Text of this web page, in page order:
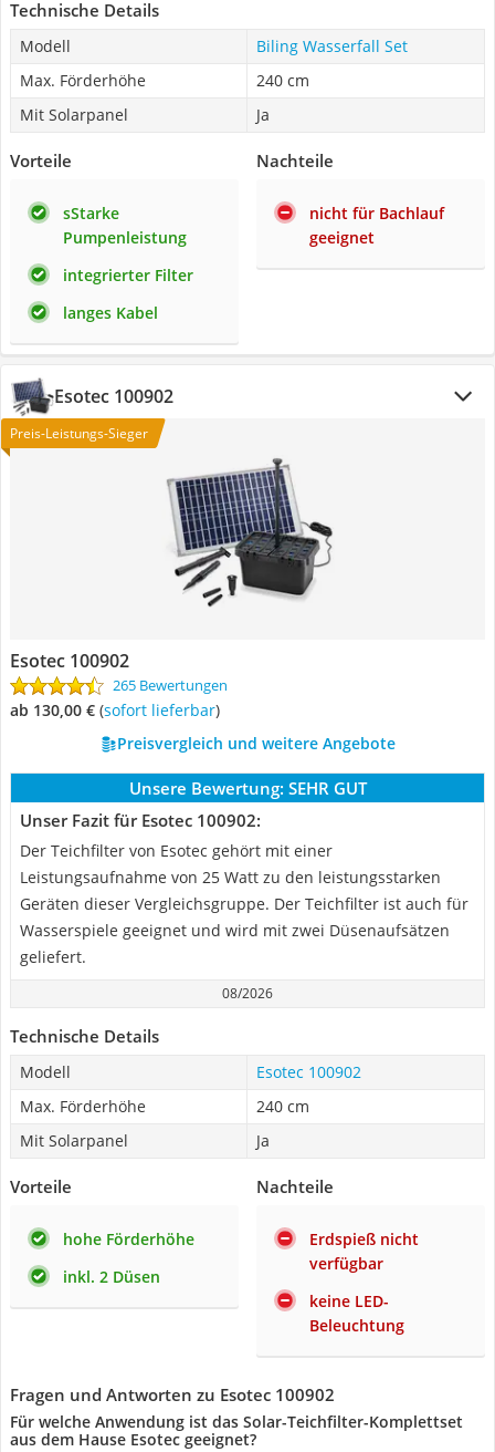
Technische Details
Modell
Biling Wasserfall Set
Max. Förderhöhe
240 cm
Mit Solarpanel
Ja
Vorteile
sStarke
Pumpenleistung
integrierter Filter
langes Kabel
Nachteile
nicht für Bachlauf
geeignet
Esotec 100902
Preis-Leistungs-Sieger
Esotec 100902
265 Bewertungen
ab 130,00 € ( Sofort lieferbar)
Preisvergleich und weitere Angebote
Unsere Bewertung: SEHR GUT
Unser Fazit für Esotec 100902:
Der Teichfilter von Esotec gehört mit einer
Leistungsaufnahme von 25 Watt zu den leistungsstarken
Geräten dieser Vergleichsgruppe. Der Teichfilter ist auch für
Wasserspiele geeignet und wird mit zwei Düsenaufsätzen
geliefert.
08/2026
Technische Details
Modell
Esotec 100902
Max. Förderhöhe
240 cm
Mit Solarpanel
Ja
Vorteile
hohe Förderhöhe
inkl. 2 Düsen
Nachteile
Erdspieß nicht
verfügbar
keine LED-
Beleuchtung
Fragen und Antworten zu Esotec 100902
Für welche Anwendung ist das Solar-Teichfilter-Komplettset
aus dem Hause Esotec geeignet?